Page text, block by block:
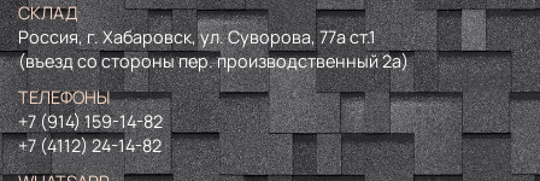
СКЛАД
Россия, г. Хабаровск, ул. Суворова, 77а ст.1
(въезд со стороны пер. производственный 2а)
ТЕЛЕФОНЫ
+7 (914) 159-14-82
+7 (4112) 24-14-82